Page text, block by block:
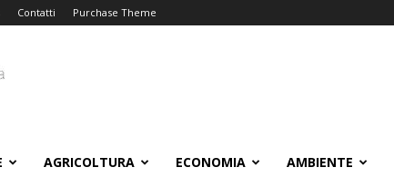
Contatti Purchase Theme
AGRICOLTURA ECONOMIA AMBIENTE